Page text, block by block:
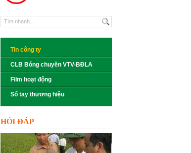
Tin công ty
CLB Bóng chuyền VTV-BĐLA
Film hoạt động
Sổ tay thương hiệu
HỎI ĐÁP